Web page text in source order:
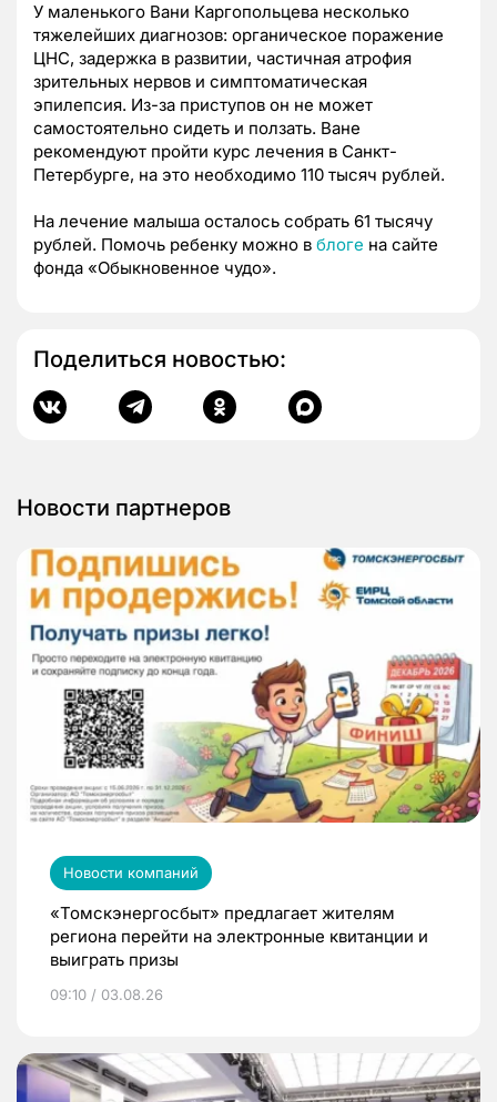
У маленького Вани Каргопольцева несколько
тяжелейших диагнозов: органическое поражение
ЦНС, задержка в развитии, частичная атрофия
зрительных нервов и симптоматическая
эпилепсия. Из-за приступов он не может
самостоятельно сидеть и ползать. Ване
рекомендуют пройти курс лечения в Санкт-
Петербурге, на это необходимо 110 тысяч рублей.
На лечение малыша осталось собрать 61 тысячу
рублей. Помочь ребенку можно в блоге на сайте
фонда «Обыкновенное чудо».
Поделиться новостью:
Новости партнеров
Новости компаний
«Томскэнергосбыт» предлагает жителям
региона перейти на электронные квитанции и
выиграть призы
09:10 / 03.08.26